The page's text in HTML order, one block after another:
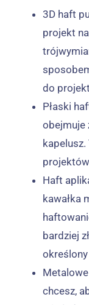
3D haft
projekt
do
Płaski
obejmuje
Haft
kawałka
bardziej
chcesz,